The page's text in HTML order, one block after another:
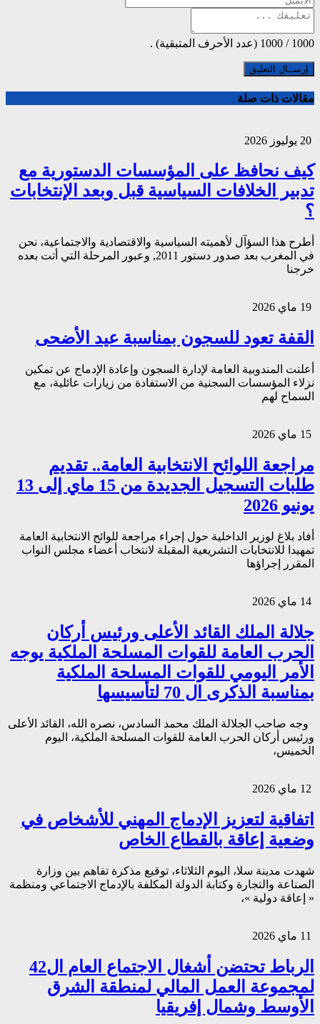
1000
/
1000 (عدد الأحرف المتبقية) .
مقالات ذات صلة
كيف نحافظ على المؤسسات الدستورية مع
تدبير الخلافات السياسية قبل وبعد الإنتخابات
؟
أطرح هذا السؤآل لأهميته السياسية والاقتصادية والاجتماعية، نحن
في المغرب بعد صدور دستور 2011, وعبور المرحلة التي أتت بعده
خرجنا
القفة تعود للسجون بمناسبة عيد الأضحى
أعلنت المندوبية العامة لإدارة السجون وإعادة الإدماج عن تمكين
نزلاء المؤسسات السجنية من الاستفادة من زيارات عائلية، مع
السماح لهم
مراجعة اللوائح الانتخابية العامة.. تقديم
طلبات التسجيل الجديدة من 15 ماي إلى 13
يونيو 2026
أفاد بلاغ لوزير الداخلية حول إجراء مراجعة للوائح الانتخابية العامة
تمهيدا للانتخابات التشريعية المقبلة لانتخاب أعضاء مجلس النواب
المقرر إجراؤها
جلالة الملك القائد الأعلى ورئيس أركان
الحرب العامة للقوات المسلحة الملكية يوجه
الأمر اليومي للقوات المسلحة الملكية
بمناسبة الذكرى ال 70 لتأسيسها
وجه صاحب الجلالة الملك محمد السادس، نصره الله، القائد الأعلى
ورئيس أركان الحرب العامة للقوات المسلحة الملكية، اليوم
الخميس،
اتفاقية لتعزيز الإدماج المهني للأشخاص في
وضعية إعاقة بالقطاع الخاص
شهدت مدينة سلا، اليوم الثلاثاء، توقيع مذكرة تفاهم بين وزارة
الصناعة والتجارة وكتابة الدولة المكلفة بالإدماج الاجتماعي ومنظمة
« إعاقة دولية »،
الرباط تحتضن أشغال الاجتماع العام ال42
لمجموعة العمل المالي لمنطقة الشرق
الأوسط وشمال إفريقيا